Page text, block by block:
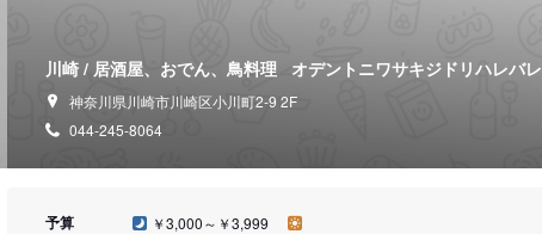
川崎 / 居酒屋、おでん、鳥料理 オデントニワサキジドリハレバレ
神奈川県川崎市川崎区小川町2-9 2F
044-245-8064
予算 ￥3,000～￥3,999